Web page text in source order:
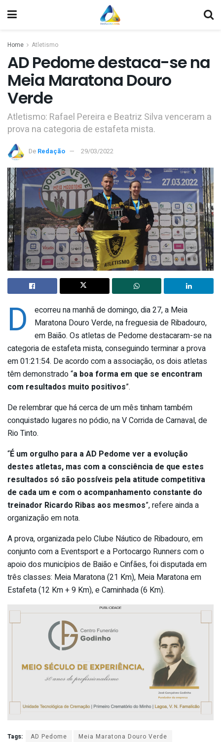
Home Atletismo
AD Pedome destaca-se na
Meia Maratona Douro
Verde
Atletismo: Rafael Pereira e Beatriz Silva venceram a
prova na categoria de estafeta mista.
De Redação 29/03/2022
D
ecorreu na manhã de domingo, dia 27, a Meia
Maratona Douro Verde, na freguesia de Ribadouro,
em Baião. Os atletas de Pedome destacaram-se na
categoria de estafeta mista, conseguindo terminar a prova
em 01:21:54. De acordo com a associação, os dois atletas
têm demonstrado “a boa forma em que se encontram
com resultados muito positivos”.
De relembrar que há cerca de um mês tinham também
conquistado lugares no pódio, na V Corrida de Carnaval, de
Rio Tinto.
“É um orgulho para a AD Pedome ver a evolução
destes atletas, mas com a consciência de que estes
resultados só são possíveis pela atitude competitiva
de cada um e com o acompanhamento constante do
treinador Ricardo Ribas aos mesmos”, refere ainda a
organização em nota.
A prova, organizada pelo Clube Náutico de Ribadouro, em
conjunto com a Eventsport e a Portocargo Runners com o
apoio dos municípios de Baião e Cinfães, foi disputada em
três classes: Meia Maratona (21 Km), Meia Maratona em
Estafeta (12 Km + 9 Km), e Caminhada (6 Km).
Tags: AD Pedome Meia Maratona Douro Verde